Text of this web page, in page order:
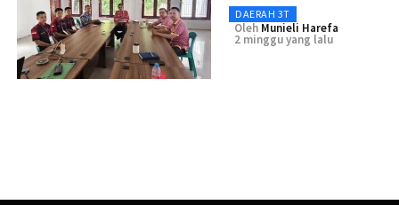
DAERAH 3T
Oleh Munieli Harefa
2 minggu yang lalu